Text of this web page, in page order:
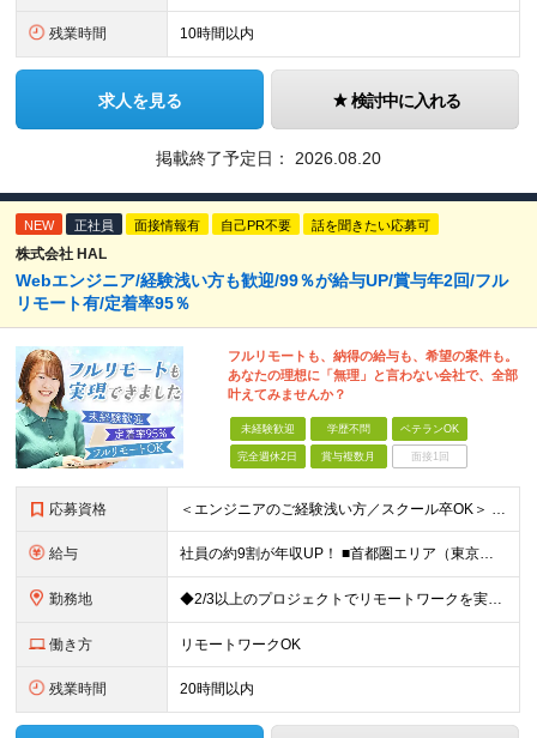
残業時間 10時間以内
求人を見る 検討中に入れる
掲載終了予定日： 2026.08.20
NEW 正社員 面接情報有 自己PR不要 話を聞きたい応募可
株式会社 HAL
Webエンジニア/経験浅い方も歓迎/99％が給与UP/賞与年2回/フル
リモート有/定着率95％
フルリモートも、納得の給与も、希望の案件も。
あなたの理想に「無理」と言わない会社で、全部
叶えてみませんか？
未経験歓迎 学歴不問 ベテランOK
完全週休2日 賞与複数月 面接1回
応募資格 ＜エンジニアのご経験浅い方／スクール卒OK＞ ◆学歴不問 ◆未経験OK ＜こんな方は大歓迎！＞ ◎今の収入に不満がある方 ◎新しい言語・スキルに挑戦したい方 ◎腰を据えて活躍したい方 ◎頑張りを評価
給与 社員の約9割が年収UP！ ■首都圏エリア（東京、神奈川、千葉、埼玉勤務） 月給25万円～26万円（固定残業代含む） ※固定残業代は、時間外労働の有無に関わらず17時間分を30,000円～31,200
勤務地 ◆2/3以上のプロジェクトでリモートワークを実施中！ ≪自社拠点≫ ・東京本社／東京都千代田区丸の内二丁目6番1号 丸の内パークビルディング6階 ・関西支社／⼤阪府⼤阪市中央区安⼟町2-3-13 ⼤
働き方 リモートワークOK
残業時間 20時間以内